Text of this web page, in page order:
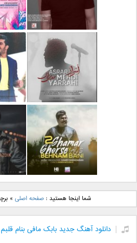
دانلود آهنگ جدید رضا
بهرام بنام نگار
دانلود آهنگ جدید مهدی
یراحی بنام اسرار
دانلود آهنگ جدید بهنام
بانی بنام قرص قمر 2
یاسینی
شما اینجا هستید :صفحه اصلی »
دانلود آهنگ جدید بابک مافی بنام قلبم